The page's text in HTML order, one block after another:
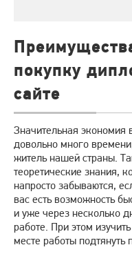
покупку
сайте
Значительная экономия
довольно много
житель нашей страны.
теоретические знания,
напросто забываются,
вас есть возможность
и уже через несколько
работе. При этом
месте работы подтянуть